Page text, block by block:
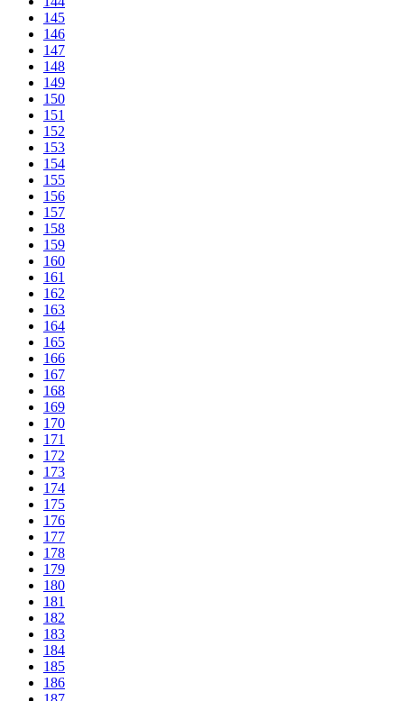
145
146
147
148
149
150
151
152
153
154
155
156
157
158
159
160
161
162
163
164
165
166
167
168
169
170
171
172
173
174
175
176
177
178
179
180
181
182
183
184
185
186